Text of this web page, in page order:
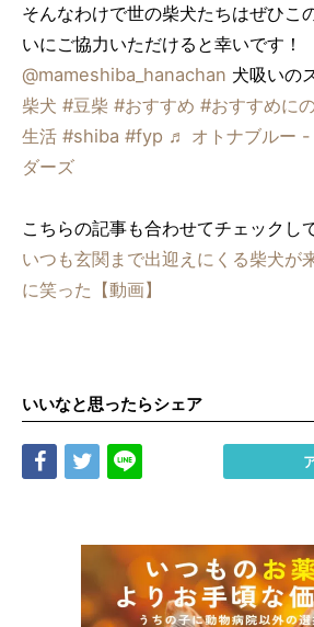
そんなわけで世の柴犬たちはぜひこ
いにご協力いただけると幸いです！
@mameshiba_hanachan 犬吸いの
柴犬 #豆柴 #おすすめ #おすすめに
生活 #shiba #fyp ♬ オトナブルー -
ダーズ
こちらの記事も合わせてチェックし
いつも玄関まで出迎えにくる柴犬が
に笑った【動画】
いいなと思ったらシェア
Share Tweet